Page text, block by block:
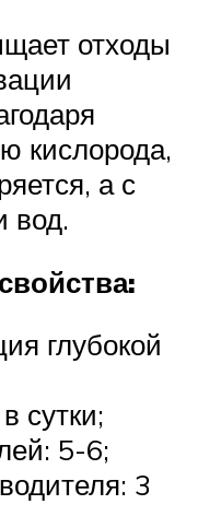
отходы
кислорода,
а с
вод.
глубокой
сутки;
5-6;
3